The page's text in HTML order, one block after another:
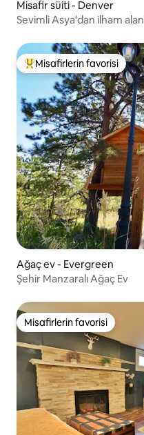
Misafir süiti - Denver
Sevimli Asya'dan ilham
Misafirlerin favorilerinden
Misafirlerin favorisi
Ağaç ev - Evergreen
Şehir Manzaralı Ağaç Ev
Misafirlerin favorisi
Misafirlerin favorisi